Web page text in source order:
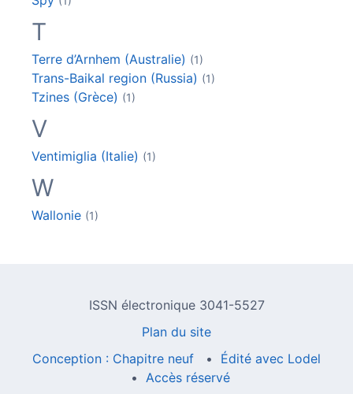
T
Terre d’Arnhem (Australie) (1)
Trans-Baikal region (Russia) (1)
Tzines (Grèce) (1)
V
Ventimiglia (Italie) (1)
W
Wallonie (1)
ISSN électronique 3041-5527
Plan du site
Conception : Chapitre neuf
Édité avec Lodel
Accès réservé